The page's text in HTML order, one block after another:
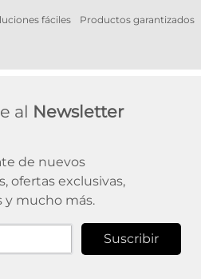
fáciles Productos garantizados
al Newsletter
de nuevos
ofertas exclusivas,
y mucho más.
Suscribir